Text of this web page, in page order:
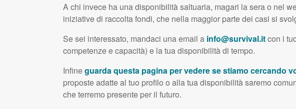
A chi invece ha una disponibilità saltuaria, magari la sera o nel
iniziative di raccolta fondi, che nella maggior parte dei casi si
Se sei interessato, mandaci una email a info@survival.itcon i
competenze e capacità) e la tua disponibilità di tempo.
Infineguarda questa pagina per vedere se stiamo cercando
proposte adatte al tuo profilo o alla tua disponibilità saremo
che terremo presente per il futuro.